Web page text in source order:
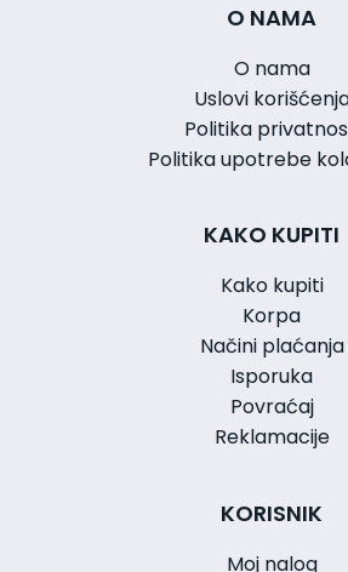
O NAMA
O nama
Uslovi
Politika
Politika upotrebe
KAKO KUPITI
Kako kupiti
Korpa
Načini plaćanja
Isporuka
Povraćaj
Reklamacije
KORISNIK
Moj nalog